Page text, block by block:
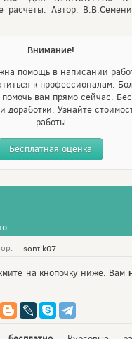
расчеты. Автор:
Внимание!
помощь в написании
к профессионалам.
помочь вам прямо сейчас.
доработки. Узнайте
работы
Бесплатная оценка
sontik07
на кнопочку ниже. Вам